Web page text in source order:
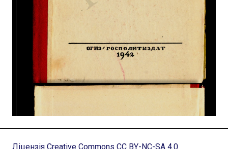
Ліцензія Creative Commons CC BY-NC-SA 4.0